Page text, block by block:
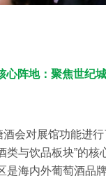
心阵地：聚焦世纪
酒会对展馆功能进
类与饮品板块”的
是海内外葡萄酒品